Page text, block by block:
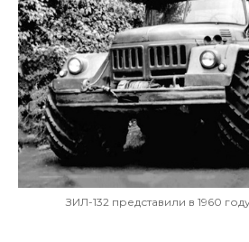
ЗИЛ-132 представили в 1960